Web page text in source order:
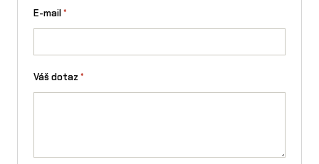
E-mail*
Váš dotaz *